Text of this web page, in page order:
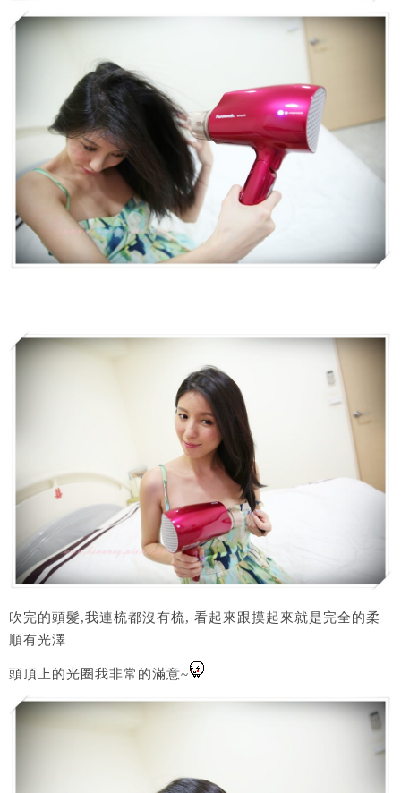
吹完的頭髮,我連梳都沒有梳, 看起來跟摸起來就是完全的柔
順有光澤
頭頂上的光圈我非常的滿意~